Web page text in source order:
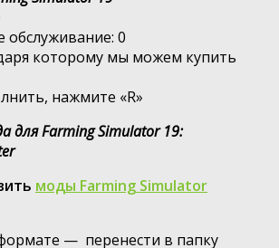
обслуживание: 0
которому мы можем купить
нажмите «R»
для Farming Simulator 19:
моды Farming Simulator
— перенести в папку